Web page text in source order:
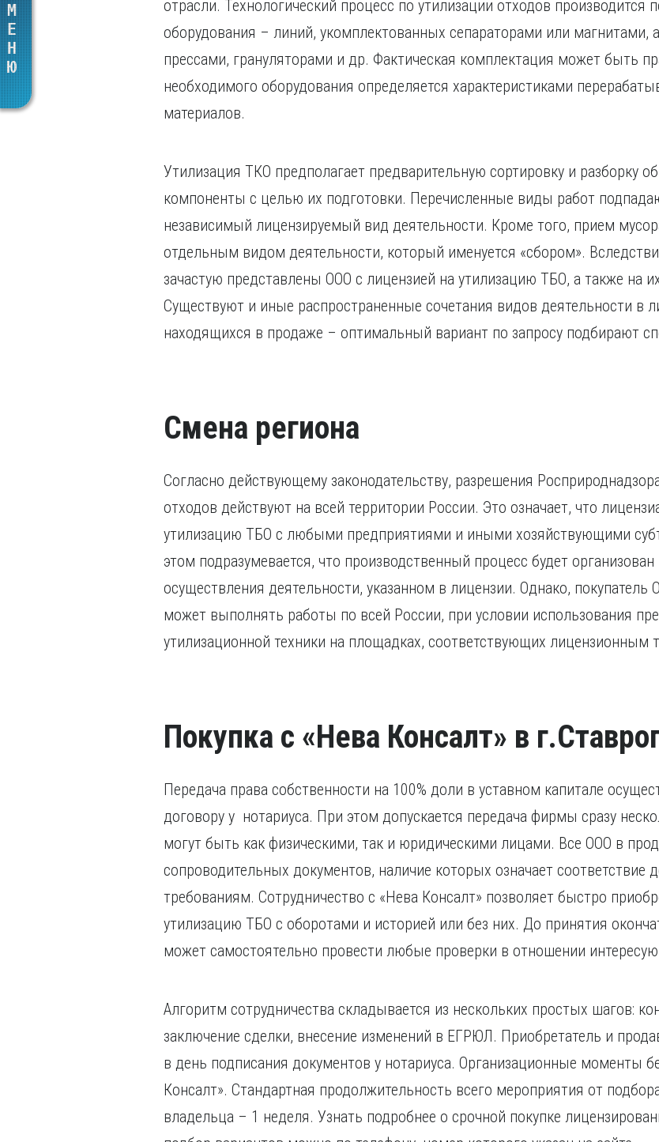
отрасли. Технологический процесс по утилизации отходов производится
оборудования – линий, укомплектованных сепараторами или
прессами, грануляторами и др. Фактическая комплектация может быть
необходимого оборудования определяется характеристиками
материалов.
Утилизация ТКО предполагает предварительную сортировку и разборку
компоненты с целью их подготовки. Перечисленные виды работ
независимый лицензируемый вид деятельности. Кроме того, прием
отдельным видом деятельности, который именуется «сбором».
зачастую представлены ООО с лицензией на утилизацию ТБО, а также на
Существуют и иные распространенные сочетания видов деятельности в
находящихся в продаже – оптимальный вариант по запросу подбирают
Смена региона
Согласно действующему законодательству, разрешения
отходов действуют на всей территории России. Это означает, что
утилизацию ТБО с любыми предприятиями и иными хозяйствующими
этом подразумевается, что производственный процесс будет
осуществления деятельности, указанном в лицензии. Однако,
может выполнять работы по всей России, при условии использования
утилизационной техники на площадках, соответствующих лицензионным
Покупка с «Нева Консалт» в
Передача права собственности на 100% доли в уставном капитале
договору у нотариуса. При этом допускается передача фирмы сразу
могут быть как физическими, так и юридическими лицами. Все ООО в
сопроводительных документов, наличие которых означает соответствие
требованиям. Сотрудничество с «Нева Консалт» позволяет быстро
утилизацию ТБО с оборотами и историей или без них. До принятия
может самостоятельно провести любые проверки в отношении
Алгоритм сотрудничества складывается из нескольких простых шагов:
заключение сделки, внесение изменений в ЕГРЮЛ. Приобретатель и
в день подписания документов у нотариуса. Организационные моменты
Консалт». Стандартная продолжительность всего мероприятия от
владельца – 1 неделя. Узнать подробнее о срочной покупке
МЕНЮ